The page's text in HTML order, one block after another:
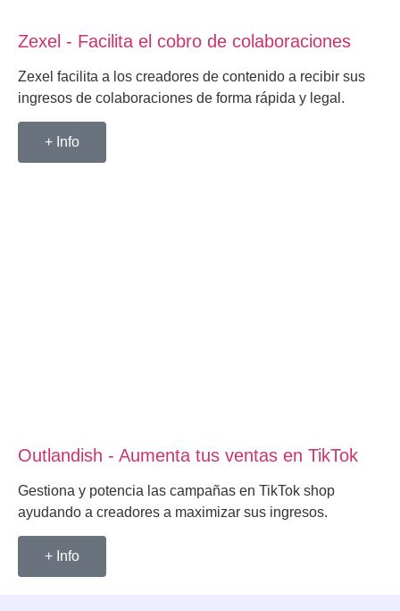
Zexel - Facilita el cobro de colaboraciones
Zexel facilita a los creadores de contenido a recibir sus
ingresos de colaboraciones de forma rápida y legal.
+ Info
Outlandish - Aumenta tus ventas en TikTok
Gestiona y potencia las campañas en TikTok shop
ayudando a creadores a maximizar sus ingresos.
+ Info